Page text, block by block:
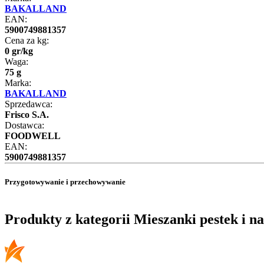
BAKALLAND
EAN:
5900749881357
Cena za kg:
0 gr/kg
Waga:
75 g
Marka:
BAKALLAND
Sprzedawca:
Frisco S.A.
Dostawca:
FOODWELL
EAN:
5900749881357
Przygotowywanie i przechowywanie
Produkty z kategorii Mieszanki pestek i